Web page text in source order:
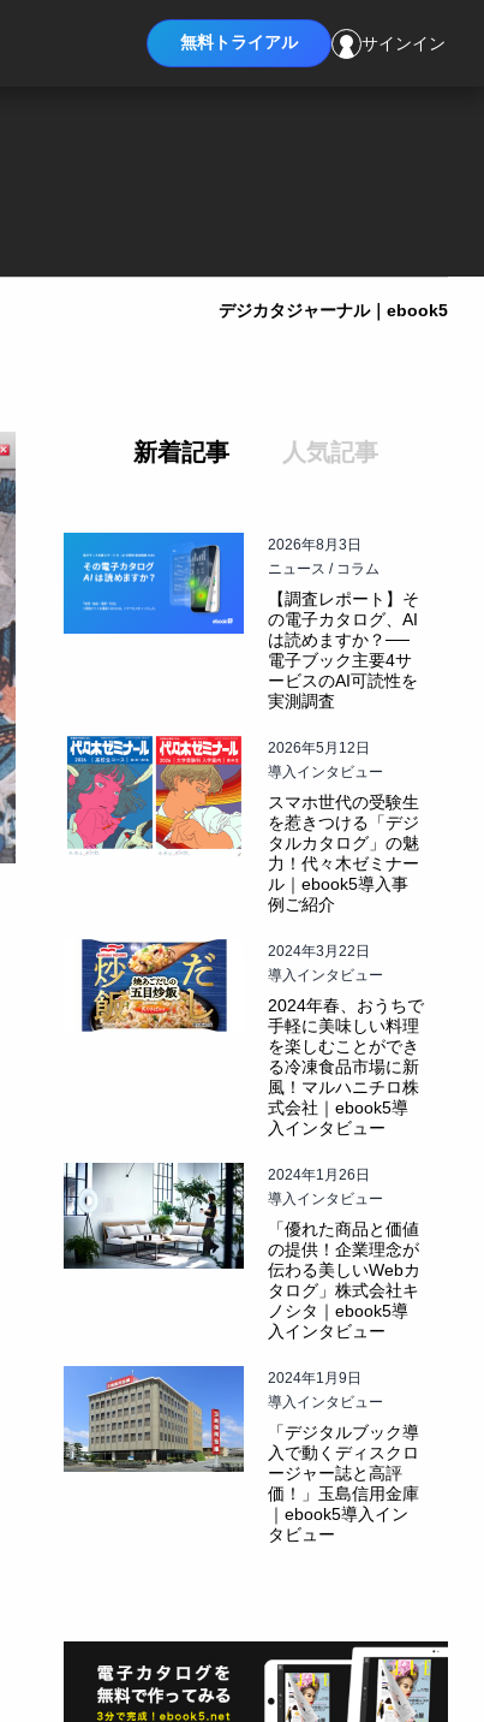
無料トライアル サインイン
デジカタジャーナル｜ebook5
新着記事 人気記事
2026年8月3日
ニュース / コラム
【調査レポート】そ
の電子カタログ、AI
は読めますか？──
電子ブック主要4サ
ービスのAI可読性を
実測調査
2026年5月12日
導入インタビュー
スマホ世代の受験生
を惹きつける「デジ
タルカタログ」の魅
力！代々木ゼミナー
ル｜ebook5導入事
例ご紹介
2024年3月22日
導入インタビュー
2024年春、おうちで
手軽に美味しい料理
を楽しむことができ
る冷凍食品市場に新
風！マルハニチロ株
式会社｜ebook5導
入インタビュー
2024年1月26日
導入インタビュー
「優れた商品と価値
の提供！企業理念が
伝わる美しいWebカ
タログ」株式会社キ
ノシタ｜ebook5導
入インタビュー
2024年1月9日
導入インタビュー
「デジタルブック導
入で動くディスクロ
ージャー誌と高評
価！」玉島信用金庫
｜ebook5導入イン
タビュー